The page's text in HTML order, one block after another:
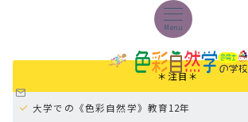
Menu
＊注目＊
大学での《色彩自然学》教育12年